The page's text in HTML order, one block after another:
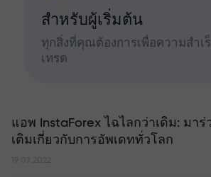
สำหรับผู้เริ่มต้น
ทุกสิ่งที่คุณต้องการเพื่อความสำเ
เทรด
แอพ InstaForex ไฉไลกว่าเดิม: มา
เติมเกี่ยวกับการอัพเดททั่วโลก
19.07.2022